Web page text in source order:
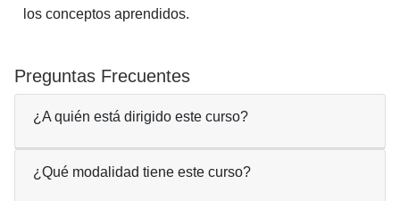
los conceptos aprendidos.
Preguntas Frecuentes
¿A quién está dirigido este curso?
¿Qué modalidad tiene este curso?